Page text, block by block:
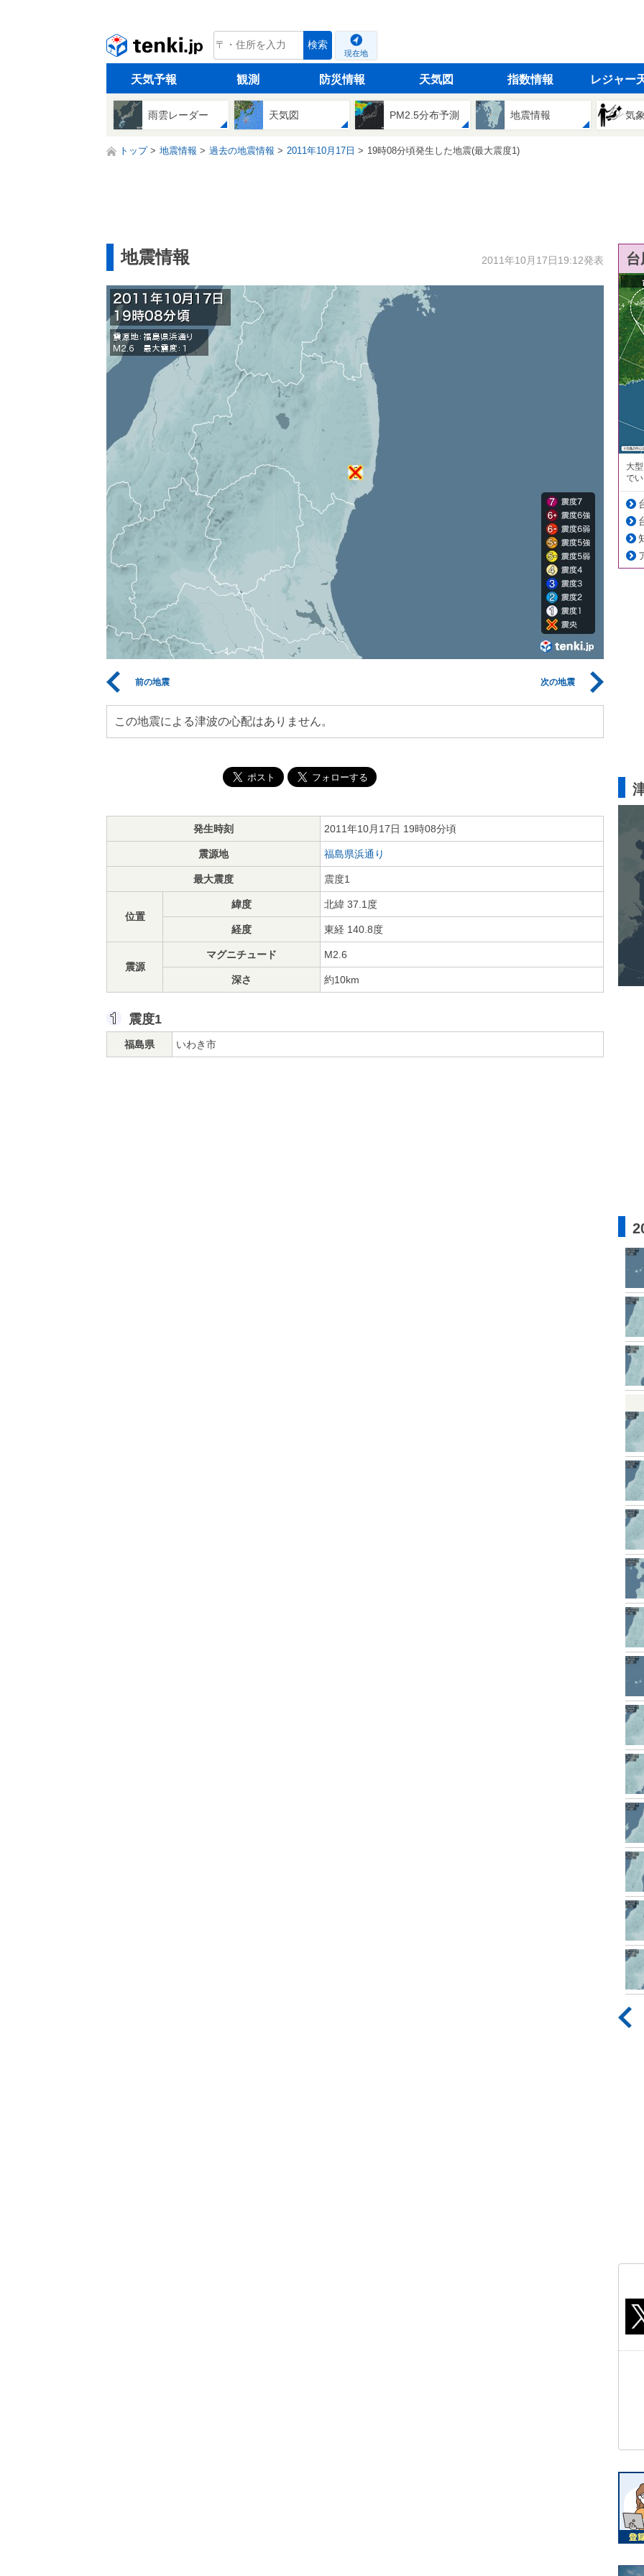
tenki.jp 検索
現在地
天気予報 観測 防災情報 天気図 指数情報 レジャー
雨雲レーダー 天気図 PM2.5分布予測 地震情報 気
トップ 地震情報 過去の地震情報 2011年10月17日 19時08分頃発生した地震(最大震度1)
地震情報 2011年10月17日19:12発表
前の地震 次の地震
この地震による津波の心配はありません。
発生時刻 2011年10月17日 19時08分頃
震源地 福島県浜通り
最大震度 震度1
位置
緯度 北緯 37.1度
経度 東経 140.8度
震源
マグニチュード M2.6
深さ 約10km
震度1
福島県 いわき市
大
で